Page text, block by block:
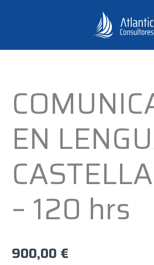
EN
– 120 hrs
900,00 €
EN
LENGUA
CASTELLANA
N2
120
cantidad